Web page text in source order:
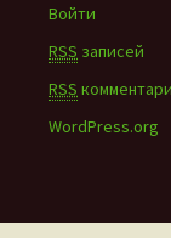
Войти
RSS записей
RSS
WordPress.org